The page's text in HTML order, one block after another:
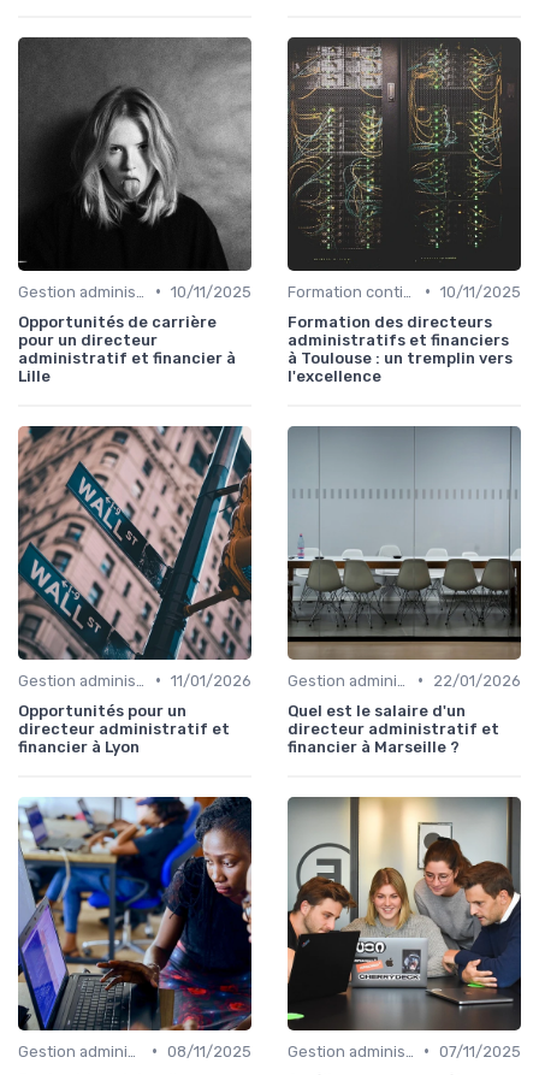
• 10/11/2025
Opportunités de carrière
pour un directeur
administratif et financier à
Lille
• 10/11/2025
Formation des directeurs
administratifs et financiers
à Toulouse : un tremplin vers
l'excellence
• 11/01/2026
Opportunités pour un
directeur administratif et
financier à Lyon
•
22/01/2026
Quel est le salaire d'un
directeur administratif et
financier à Marseille ?
• 08/11/2025
• 07/11/2025